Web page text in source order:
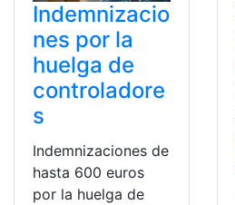
Indemnizacio
nes por la
huelga de
controladore
s
Indemnizaciones de
hasta 600 euros
por la huelga de